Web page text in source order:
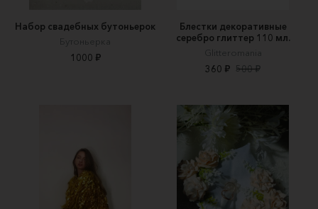
Набор свадебных бутоньерок
Бутоньерка
1000 ₽
Блестки декоративные
серебро глиттер 110 мл.
Glitteromania
360 ₽ 500 ₽